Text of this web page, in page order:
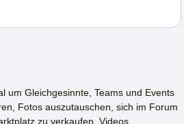
um Gleichgesinnte, Teams und Events
Fotos auszutauschen, sich im Forum
zu verkaufen, Videos